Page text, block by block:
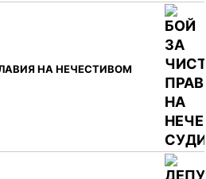
НА НЕЧЕСТИВОМ